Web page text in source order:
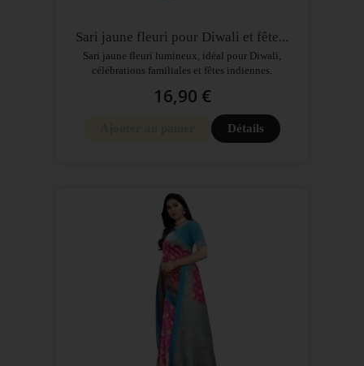
Sari jaune fleuri pour Diwali et fête...
Sari jaune fleuri lumineux, idéal pour Diwali,
célébrations familiales et fêtes indiennes.
16,90 €
Détails